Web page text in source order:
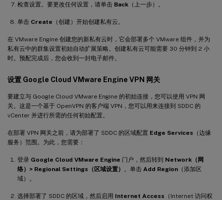
检查设置。要更改任何设置，请单击 Back （上一步）。
单击 Create （创建）开始创建私有云。
在 VMware Engine 创建您的新私有云时，它会部署多个 VMware 组件，并为
私有云中的群集设置初始自动扩展策略。创建私有云可能需要 30 分钟到 2 小
时。预配完成后，您会收到一封电子邮件。
设置 Google Cloud VMware Engine VPN 网关
要建立与 Google Cloud VMware Engine 的初始连接，您可以使用 VPN 网
关。这是一个基于 OpenVPN 的客户端 VPN，您可以用来连接到 SDDC 的
vCenter 并进行所需的任何初始配置。
在部署 VPN 网关之前，请为部署了 SDDC 的区域配置 Edge Services （边缘
服务）范围。为此，您需要：
登录 Google Cloud VMware Engine 门户，然后转到 Network（网
络）> Regional Settings（区域设置） 。单击 Add Region （添加区
域）。
选择部署了 SDDC 的区域，然后启用 Internet Access （Internet 访问权